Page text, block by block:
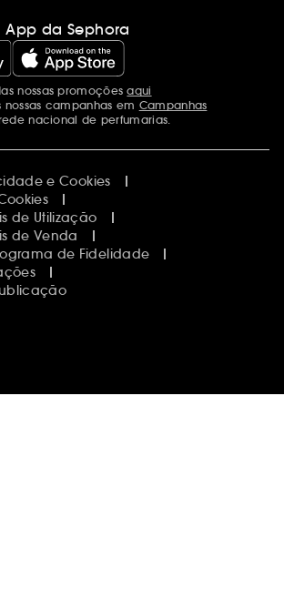
App da Sephora
nossas promoçõesaqui
campanhas em Campanhas
nacional de perfumarias.
e Cookies
de Utilização
de Venda
de Fidelidade